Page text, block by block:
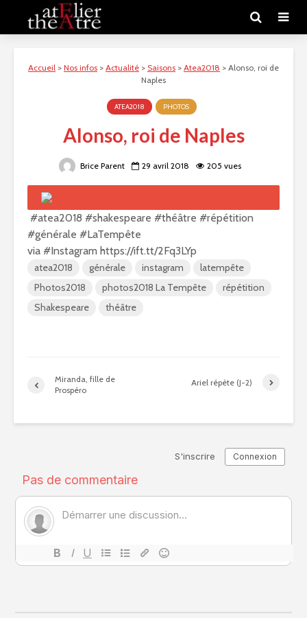
Accueil > Nos infos > Actualité > Saisons > Atea2018 > Alonso, roi de
Naples
ATEA2018 PHOTOS
Alonso, roi de Naples
Brice Parent 29 avril 2018 205 vues
#atea2018 #shakespeare #théâtre #répétition
#générale #LaTempête
via #Instagram https://ift.tt/2Fq3LYp
atea2018 générale instagram
latempête
Photos2018
photos2018 La Tempête
répétition
Shakespeare
théâtre
Miranda, fille de
Prospéro
Ariel répète (J-2)